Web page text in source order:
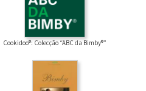
Cookidoo®: Colecção “ABC da Bimby®”